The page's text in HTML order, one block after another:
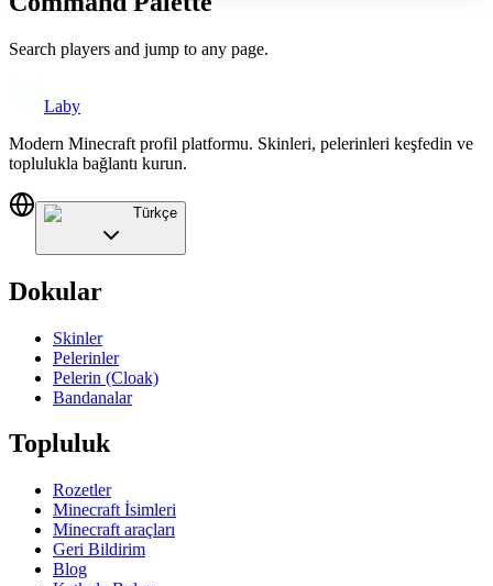
Search players and jump to any page.
Laby
Modern Minecraft profil platformu. Skinleri, pelerinleri keşfedin ve
toplulukla bağlantı kurun.
Türkçe
Dokular
Skinler
Pelerinler
Pelerin (Cloak)
Bandanalar
Topluluk
Rozetler
Minecraft İsimleri
Minecraft araçları
Geri Bildirim
Blog